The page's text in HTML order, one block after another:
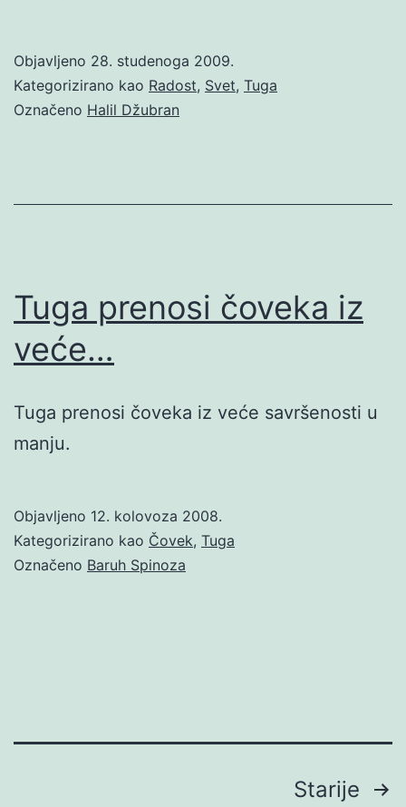
Objavljeno 28. studenoga 2009.
Kategorizirano kao Radost, Svet, Tuga
Označeno Halil Džubran
Tuga prenosi čoveka iz
veće…
Tuga prenosi čoveka iz veće savršenosti u
manju.
Objavljeno 12. kolovoza 2008.
Kategorizirano kao Čovek, Tuga
Označeno Baruh Spinoza
Starije